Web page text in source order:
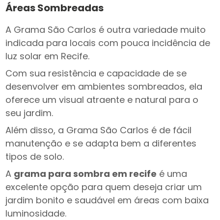
Áreas Sombreadas
A Grama São Carlos é outra variedade muito
indicada para locais com pouca incidência de
luz solar em Recife.
Com sua resistência e capacidade de se
desenvolver em ambientes sombreados, ela
oferece um visual atraente e natural para o
seu jardim.
Além disso, a Grama São Carlos é de fácil
manutenção e se adapta bem a diferentes
tipos de solo.
A grama para sombra em recife é uma
excelente opção para quem deseja criar um
jardim bonito e saudável em áreas com baixa
luminosidade.